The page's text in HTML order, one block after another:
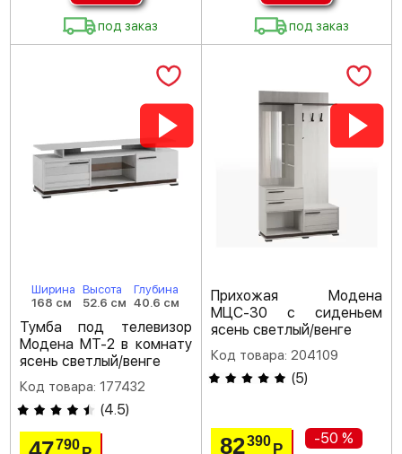
под заказ под заказ
Ширина
168 см
Высота
52.6 см
Глубина
40.6 см
Тумба под телевизор
Модена МТ-2 в комнату
ясень светлый/венге
Код товара: 177432
(4.5)
790
Прихожая Модена
МЦС-30 с сиденьем
ясень светлый/венге
Код товара: 204109
(5)
82390 Р
-50 %